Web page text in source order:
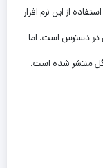
از این نرم افزار
در دسترس است. اما